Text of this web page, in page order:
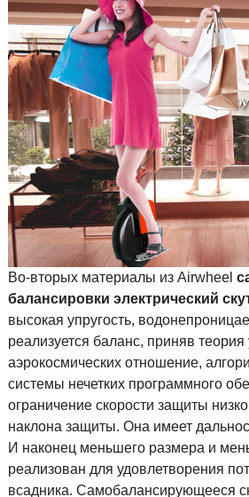
Во-вторых материалы из Airwheel
балансировки электрический
высокая упругость,
реализуется баланс, приняв
аэрокосмических отношение,
системы нечетких программного
ограничение скорости защиты
наклона защиты. Она имеет
И наконец меньшего размера и
реализован для удовлетворения
всадника. Самобалансирующееся